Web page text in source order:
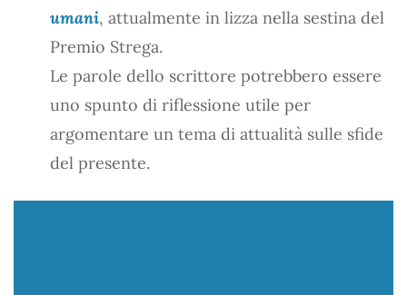
umani, attualmente in lizza nella sestina del
Premio Strega.
Le parole dello scrittore potrebbero essere
uno spunto di riflessione utile per
argomentare un tema di attualità sulle sfide
del presente.